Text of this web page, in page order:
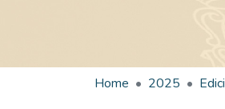
Home 2025